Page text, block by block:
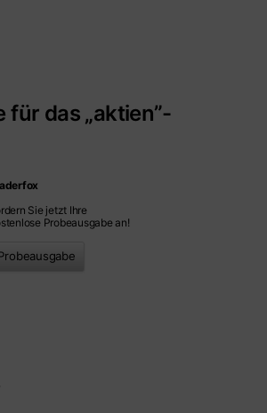
für das „aktien”-
Sie jetzt Ihre
Probeausgabe an!